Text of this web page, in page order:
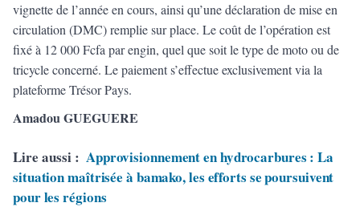
vignette de l’année en cours, ainsi qu’une déclaration de mise en
circulation (DMC) remplie sur place. Le coût de l’opération est
fixé à 12 000 Fcfa par engin, quel que soit le type de moto ou de
tricycle concerné. Le paiement s’effectue exclusivement via la
plateforme Trésor Pays.
Amadou GUEGUERE
Lire aussi : Approvisionnement en hydrocarbures : La
situation maîtrisée à bamako, les efforts se poursuivent
pour les régions